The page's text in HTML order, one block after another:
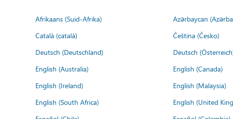
Afrikaans (Suid-Afrika) Azərbaycan
Català (català)
Čeština (Česko)
Deutsch (Deutschland)
Deutsch
English (Australia)
English (Canada)
English (Ireland)
English (Malaysia)
English (South Africa)
English (United